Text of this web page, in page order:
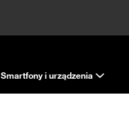
Smartfony i urządzenia